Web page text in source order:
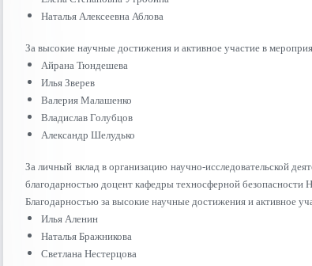
Наталья Алексеевна Аблова
За высокие научные достижения и активное участие в
Айрана Тюндешева
Илья Зверев
Валерия Малашенко
Владислав Голубцов
Александр Шелудько
За личный вклад в организацию научно-исследовательской
благодарностью доцент кафедры техносферной
Благодарностью за высокие научные достижения и активное
Илья Аленин
Наталья Бражникова
Светлана Нестерцова